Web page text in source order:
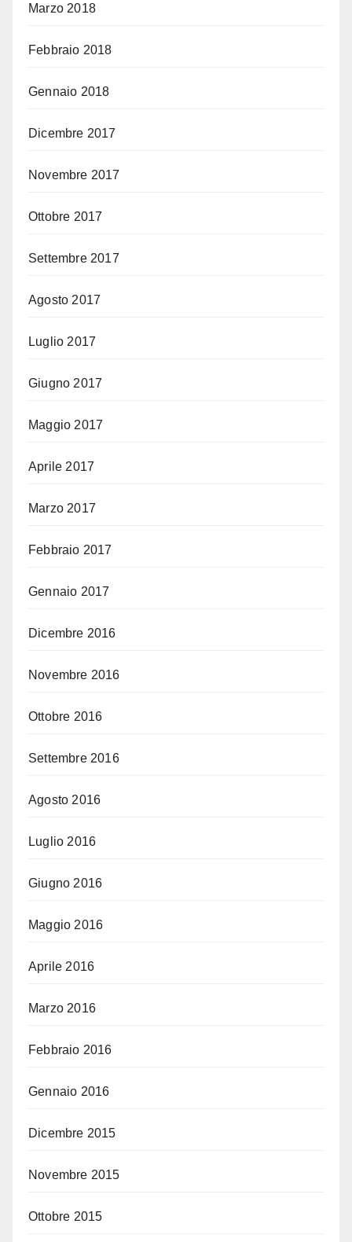
Marzo 2018
Febbraio 2018
Gennaio 2018
Dicembre 2017
Novembre 2017
Ottobre 2017
Settembre 2017
Agosto 2017
Luglio 2017
Giugno 2017
Maggio 2017
Aprile 2017
Marzo 2017
Febbraio 2017
Gennaio 2017
Dicembre 2016
Novembre 2016
Ottobre 2016
Settembre 2016
Agosto 2016
Luglio 2016
Giugno 2016
Maggio 2016
Aprile 2016
Marzo 2016
Febbraio 2016
Gennaio 2016
Dicembre 2015
Novembre 2015
Ottobre 2015